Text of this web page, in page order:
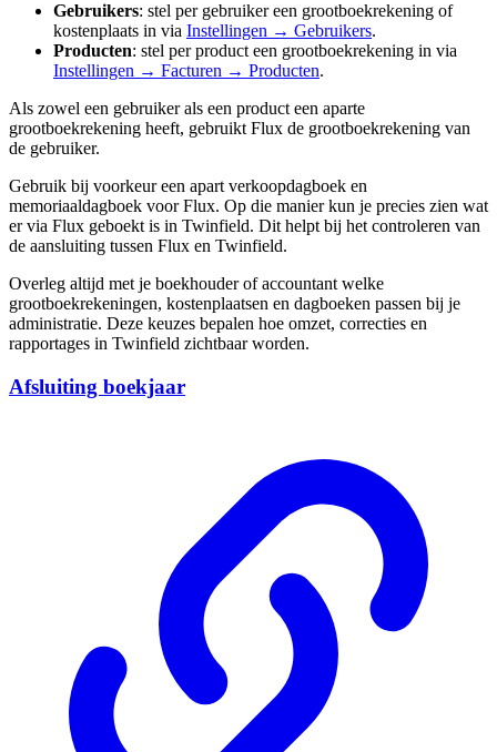
Gebruikers: stel per gebruiker een grootboekrekening of
kostenplaats in via Instellingen → Gebruikers.
Producten: stel per product een grootboekrekening in via
Instellingen → Facturen → Producten.
Als zowel een gebruiker als een product een aparte
grootboekrekening heeft, gebruikt Flux de grootboekrekening van
de gebruiker.
Gebruik bij voorkeur een apart verkoopdagboek en
memoriaaldagboek voor Flux. Op die manier kun je precies zien wat
er via Flux geboekt is in Twinfield. Dit helpt bij het controleren van
de aansluiting tussen Flux en Twinfield.
Overleg altijd met je boekhouder of accountant welke
grootboekrekeningen, kostenplaatsen en dagboeken passen bij je
administratie. Deze keuzes bepalen hoe omzet, correcties en
rapportages in Twinfield zichtbaar worden.
Afsluiting boekjaar